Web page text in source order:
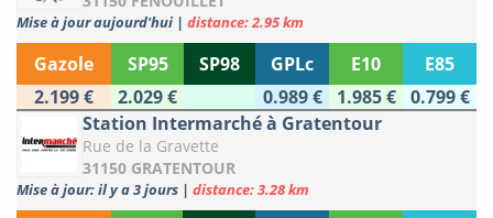
Mise à jour aujourd'hui | distance: 2.95 km
Gazole SP95 SP98 GPLc E10
E85
2.199 €
2.029 € 0.989 € 1.985 €
0.799 €
Station Intermarché à Gratentour
Rue de la Gravette
31150 GRATENTOUR
Mise à jour: il y a 3 jours | distance: 3.28 km